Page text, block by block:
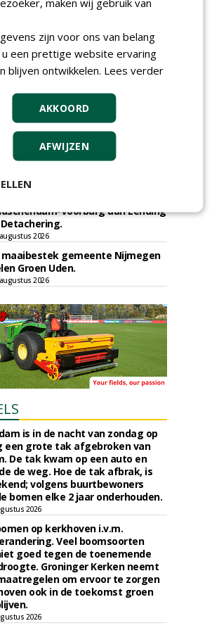
Gebr. Griekspoor.
2026
schoffelwerkzaamheden onder
omstandigheden aan
Flex.
Amsterdam, Ingenieursbureau
0210 raamovereenkomst
beheer aan De Jong Zuurmond,
Jos Scholman Groen en
Wieringen Prins.
Leidschendam-Voorburg gunt
Voorburg aan Lending
2026
gemeente Nijmegen
Groen Uden.
2026
is in de nacht van zondag op
een grote tak afgebroken van
De tak kwam op een auto en
de weg. Hoe de tak afbrak, is
volgens buurtbewoners
bomen elke 2 jaar onderhouden.
2026
op kerkhoven i.v.m.
Veel boomsoorten
goed tegen de toenemende
Groninger Kerken neemt
om ervoor te zorgen
ook in de toekomst groen
2026
zijn voor ons van belang
een prettige website ervaring
blijven ontwikkelen. Lees verder
AKKOORD
AFWIJZEN